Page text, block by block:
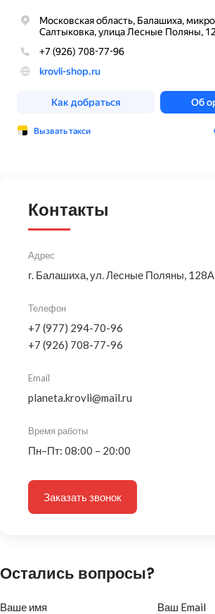
Контакты
Адрес
г. Балашиха, ул. Лесные Поляны, 128А
Телефон
+7 (977) 294-70-96
+7 (926) 708-77-96
Email
planeta.krovli@mail.ru
Время работы
Пн–Пт: 08:00 – 20:00
Заказать звонок
Остались вопросы?
Ваше имя Ваш Email